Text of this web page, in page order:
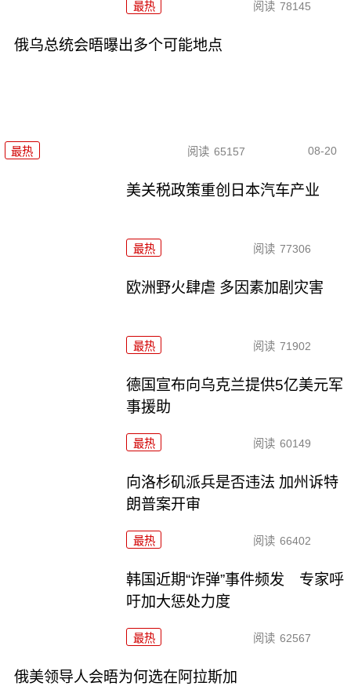
最热 阅读 78145
俄乌总统会晤曝出多个可能地点
最热 阅读 65157 08-20
美关税政策重创日本汽车产业
最热 阅读 77306
欧洲野火肆虐 多因素加剧灾害
最热 阅读 71902
德国宣布向乌克兰提供5亿美元军
事援助
最热 阅读 60149
向洛杉矶派兵是否违法 加州诉特
朗普案开审
最热 阅读 66402
韩国近期“诈弹”事件频发 专家呼
吁加大惩处力度
最热 阅读 62567
俄美领导人会晤为何选在阿拉斯加